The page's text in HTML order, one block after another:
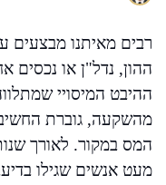
רבים מאיתנו
ההון, נדל"ן או
ההיבט המיסויי
מהשקעה, גוברת
המס במקור. לאורך
מעט אנשים שגילו